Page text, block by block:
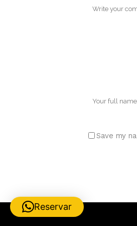
Save my
Reservar